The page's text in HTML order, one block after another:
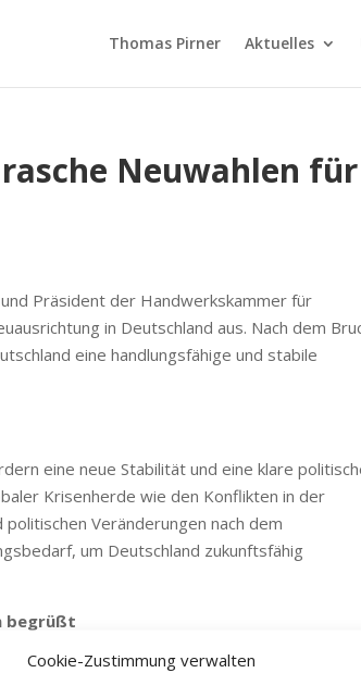
Cookie-Zustimmung verwalten
Thomas Pirner Aktuelles
Neuwahlen
Präsident der Handwerkskammer für
in Deutschland aus. Nach dem
eine handlungsfähige und stabile
eine neue Stabilität und eine klare
Krisenherde wie den Konflikten in der
Veränderungen nach dem
um Deutschland zukunftsfähig
begrüßt
die Vertrauensfrage zu stellen. Dies sei